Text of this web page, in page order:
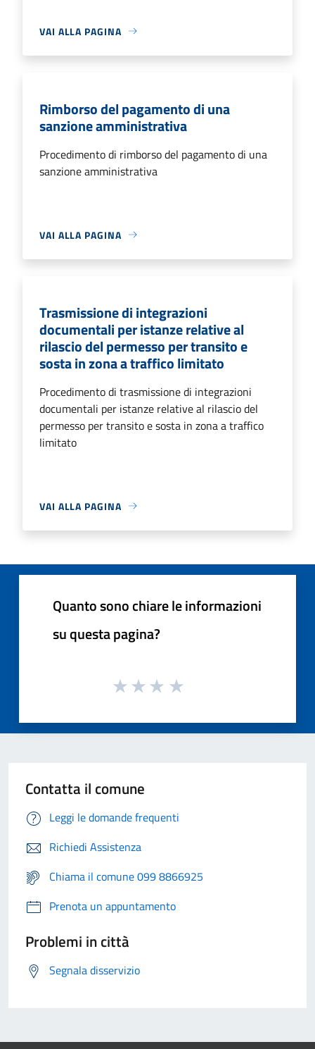
VAI ALLA PAGINA
Rimborso del pagamento di una
sanzione amministrativa
Procedimento di rimborso del pagamento di una
sanzione amministrativa
VAI ALLA PAGINA
Trasmissione di integrazioni
documentali per istanze relative al
rilascio del permesso per transito e
sosta in zona a traffico limitato
Procedimento di trasmissione di integrazioni
documentali per istanze relative al rilascio del
permesso per transito e sosta in zona a traffico
limitato
VAI ALLA PAGINA
Quanto sono chiare le informazioni
su questa pagina?
Contatta il comune
Leggi le domande frequenti
Richiedi Assistenza
Chiama il comune 099 8866925
Prenota un appuntamento
Problemi in città
Segnala disservizio